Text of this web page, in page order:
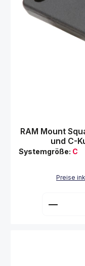
Durchschnittliche
RAM Mount
und C-
Systemgröße: C
Preise
Produkt